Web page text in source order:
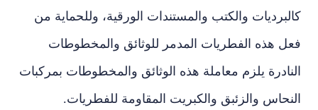
كالبرديات والكتب والمستندات الورقية، وللحماية من
فعل هذه الفطريات المدمر للوثائق والمخطوطات
النادرة يلزم معاملة هذه الوثائق والمخطوطات بمركبات
النحاس والزئبق والكبريت المقاومة للفطريات.